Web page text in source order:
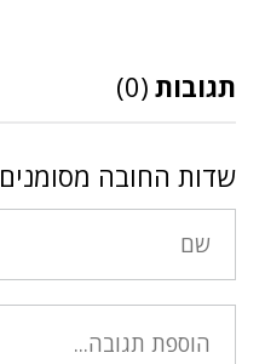
תגובות (0)
שדות החובה מסומנים